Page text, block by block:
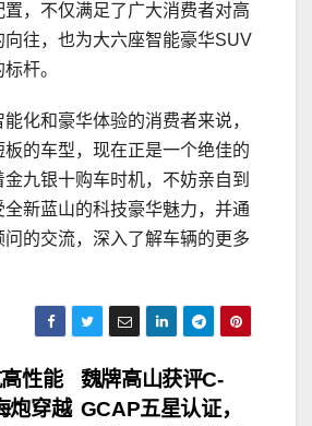
置，不仅满足了广大消费者对高
向往，也为大六座智能豪华SUV
杆。
化和豪华体验的消费者来说，
板的车型，现在正是一个绝佳的
九银十购车时机，不妨亲自到
全新蓝山的科技豪华魅力，并通
的交流，深入了解车辆的更多
魏牌高山获评C-
GCAP五星认证，
性能
炮穿越